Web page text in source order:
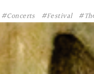
#Concerts
#Festival